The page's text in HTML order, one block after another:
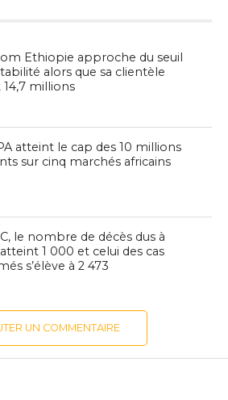
Ethiopie approche du seuil
alors que sa clientèle
millions
atteint le cap des 10 millions
sur cinq marchés africains
le nombre de décès dus à
1 000 et celui des cas
s’élève à 2 473
UN COMMENTAIRE